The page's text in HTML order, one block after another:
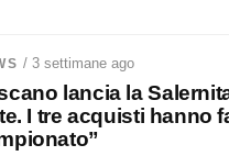
/ 3 settimane ago
lancia la
I tre acquisti hanno